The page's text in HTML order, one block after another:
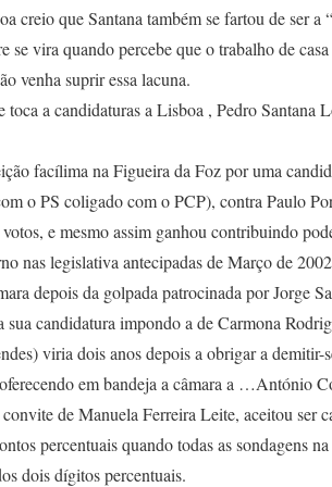
creio que Santana também se fartou de ser
se vira quando percebe que o trabalho de
venha suprir essa lacuna.
a candidaturas a Lisboa , Pedro Santana
facílima na Figueira da Foz por uma
o PS coligado com o PCP), contra Paulo
e mesmo assim ganhou contribuindo
nas legislativa antecipadas de Março de
depois da golpada patrocinada por Jorge
candidatura impondo a de Carmona
viria dois anos depois a obrigar a
em bandeja a câmara a …António
de Manuela Ferreira Leite, aceitou ser
percentuais quando todas as sondagens
dois dígitos percentuais.